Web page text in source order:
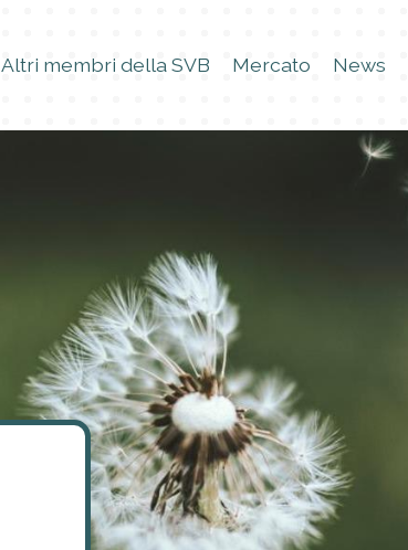
Altri membri della SVB Mercato News